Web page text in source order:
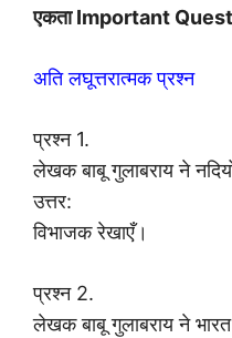
एकता Important
अति लघूत्तरात्मक प्रश्न
प्रश्न 1.
लेखक बाबू गुलाबराय ने
उत्तर:
विभाजक रेखाएँ।
प्रश्न 2.
लेखक बाबू गुलाबराय ने